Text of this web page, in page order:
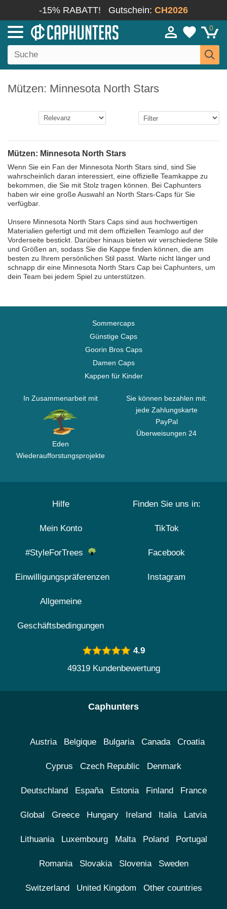
-15% RABATT! Gutschein: CH2026
0
Mützen: Minnesota North Stars
Mützen: Minnesota North Stars
Wenn Sie ein Fan der Minnesota North Stars sind, sind Sie
wahrscheinlich daran interessiert, eine offizielle Teamkappe zu
bekommen, die Sie mit Stolz tragen können. Bei Caphunters
haben wir eine große Auswahl an North Stars-Caps für Sie
verfügbar.
Unsere Minnesota North Stars Caps sind aus hochwertigen
Materialien gefertigt und mit dem offiziellen Teamlogo auf der
Vorderseite bestickt. Darüber hinaus bieten wir verschiedene Stile
und Größen an, sodass Sie die Kappe finden können, die am
besten zu Ihrem persönlichen Stil passt. Warte nicht länger und
schnapp dir eine Minnesota North Stars Cap bei Caphunters, um
dein Team bei jedem Spiel zu unterstützen.
Sommercaps
Günstige Caps
Goorin Bros Caps
Damen Caps
Kappen für Kinder
In Zusammenarbeit mit
Eden
Wiederaufforstungsprojekte
Sie können bezahlen mit:
jede Zahlungskarte
PayPal
Überweisungen 24
Hilfe
Mein Konto
#StyleForTrees
Einwilligungspräferenzen
Allgemeine
Geschäftsbedingungen
Finden Sie uns in:
TikTok
Facebook
Instagram
4.9
49319 Kundenbewertung
Caphunters
Austria Belgique Bulgaria Canada Croatia
Cyprus Czech Republic Denmark
Deutschland España Estonia Finland France
Global Greece Hungary Ireland Italia Latvia
Lithuania Luxembourg Malta Poland Portugal
Romania Slovakia Slovenia Sweden
Switzerland United Kingdom Other countries